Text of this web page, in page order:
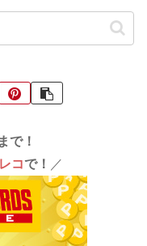
で！
コで！ ／